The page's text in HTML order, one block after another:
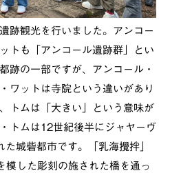
跡観光を行いました。アンコー
トも「アンコール遺跡群」とい
跡の一部ですが、アンコール・
ワットは寺院という違いがあり
トムは「大きい」という意味が
トムは12世紀後半にジャヤーヴ
城砦都市です。「乳海攪拌」
模した彫刻の施された橋を通っ